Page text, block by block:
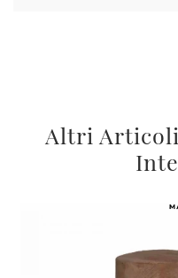
Altri